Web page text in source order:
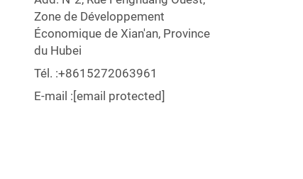
Zone de Développement
Économique de Xian'an, Province
du Hubei
Tél. :+8615272063961
E-mail : [email protected]